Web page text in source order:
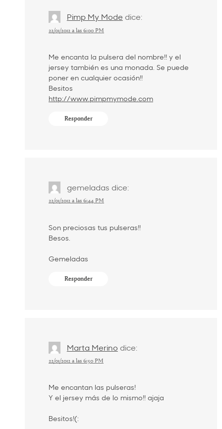
Pimp My Mode dice:
22/01/2012 a las 6:00 PM
Me encanta la pulsera del nombre!! y el
jersey también es una monada. Se puede
poner en cualquier ocasión!!
Besitos
http://www.pimpmymode.com
Responder
gemeladas dice:
22/01/2012 a las 6:44 PM
Son preciosas tus pulseras!!
Besos.
Gemeladas
Responder
Marta Merino dice:
22/01/2012 a las 6:50 PM
Me encantan las pulseras!
Y el jersey más de lo mismo!! ajaja
Besitos!(: